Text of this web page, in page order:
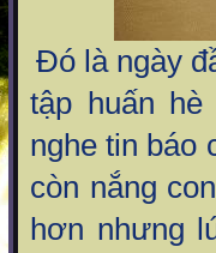
Đó là ngày
tập huấn
nghe tin báo
còn nắng
hơn nhưng